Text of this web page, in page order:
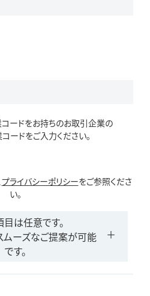
ードをお持ちのお取引企業の
ードをご入力ください。
プライバシーポリシーをご参照くださ
い。
は任意です。
ムーズなご提案が可能
です。